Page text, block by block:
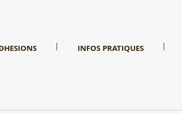
INFOS PRATIQUES